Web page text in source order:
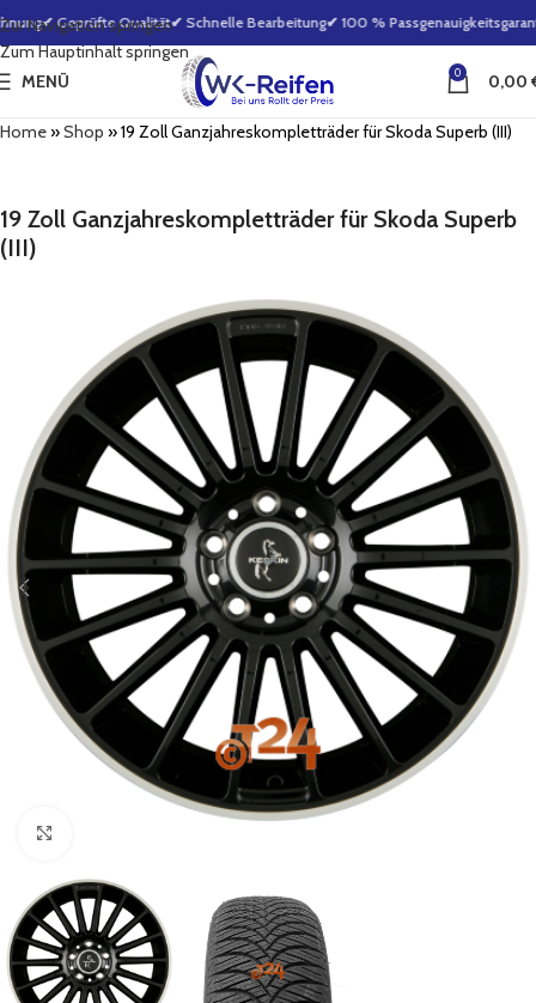
Zur Navigation springen
Zum Hauptinhalt springen
✔ Geprüfte Qualität✔ Schnelle Bearbeitung✔ 100 %
MENÜ 0 0,00
Home»Shop »19 Zoll Ganzjahreskompletträder für Skoda Superb (III)
19 Zoll Ganzjahreskompletträder für Skoda Superb
(III)